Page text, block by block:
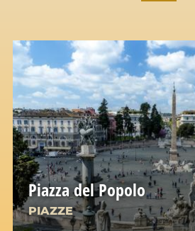
Piazza del Popolo
PIAZZE